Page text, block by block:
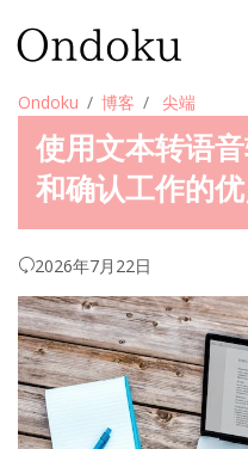
Ondoku 博客 尖端
使用文本转语
和确认工作的
2026年7月22日